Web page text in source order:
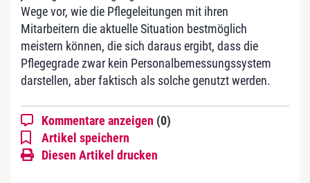
Wege vor, wie die Pflegeleitungen mit ihren
Mitarbeitern die aktuelle Situation bestmöglich
meistern können, die sich daraus ergibt, dass die
Pflegegrade zwar kein Personalbemessungssystem
darstellen, aber faktisch als solche genutzt werden.
Kommentare anzeigen (0)
Artikel speichern
Diesen Artikel drucken